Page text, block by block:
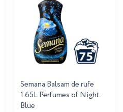
Semana Balsam de rufe
1.65L Perfumes of Night
Blue